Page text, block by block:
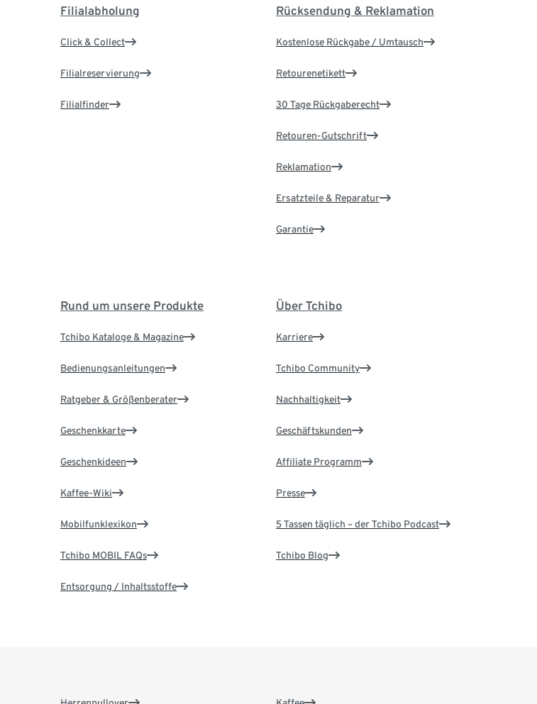
Filialabholung
Click & Collect
Filialreservierung
Filialfinder
Rücksendung & Reklamation
Kostenlose Rückgabe / Umtausch
Retourenetikett
30 Tage Rückgaberecht
Retouren-Gutschrift
Reklamation
Ersatzteile & Reparatur
Garantie
Rund um unsere Produkte
Tchibo Kataloge & Magazine
Bedienungsanleitungen
Ratgeber & Größenberater
Geschenkkarte
Geschenkideen
Kaffee-Wiki
Mobilfunklexikon
Tchibo MOBIL FAQs
Entsorgung / Inhaltsstoffe
Über Tchibo
Karriere
Tchibo Community
Nachhaltigkeit
Geschäftskunden
Affiliate Programm
Presse
5 Tassen täglich – der Tchibo Podcast
Tchibo Blog